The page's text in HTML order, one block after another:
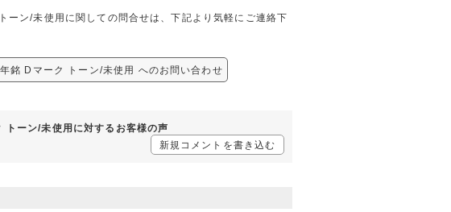
ン/未使用に関しての問合せは、下記より気軽にご連絡下
銘 Dマーク トーン/未使用 へのお問い合わせ
ーン/未使用に対するお客様の声
新規コメントを書き込む